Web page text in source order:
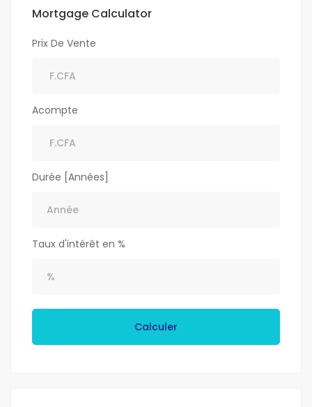
Mortgage Calculator
Prix De Vente
Acompte
Durée [Années]
Taux d'intérêt en %
Calculer